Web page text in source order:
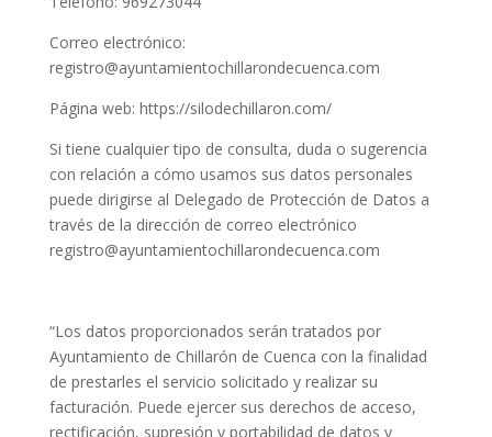
Correo electrónico:
registro@ayuntamientochillarondecuenca.com
Página web: https://silodechillaron.com/
Si tiene cualquier tipo de consulta, duda o sugerencia
con relación a cómo usamos sus datos personales
puede dirigirse al Delegado de Protección de Datos a
través de la dirección de correo electrónico
registro@ayuntamientochillarondecuenca.com
“Los datos proporcionados serán tratados por
Ayuntamiento de Chillarón de Cuenca con la finalidad
de prestarles el servicio solicitado y realizar su
facturación. Puede ejercer sus derechos de acceso,
rectificación, supresión y portabilidad de datos y